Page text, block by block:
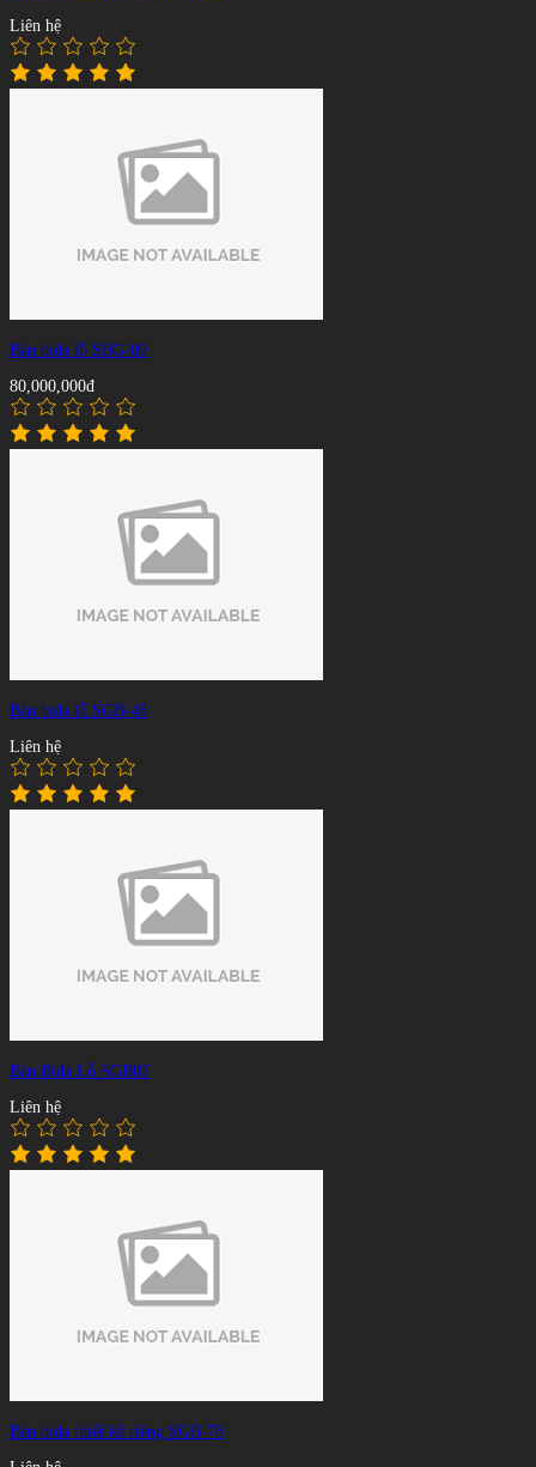
Liên hệ
Bàn bida lỗ SBG-09
80,000,000đ
Bàn bida lỗ SGB-48
Liên hệ
Bàn Bida Lỗ SGB07
Liên hệ
Bàn bida thiết kế riêng SGB-78